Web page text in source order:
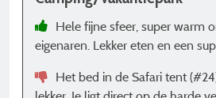
Hele fijne sfeer, super warm
eigenaren. Lekker eten en een
Het bed in de Safari tent